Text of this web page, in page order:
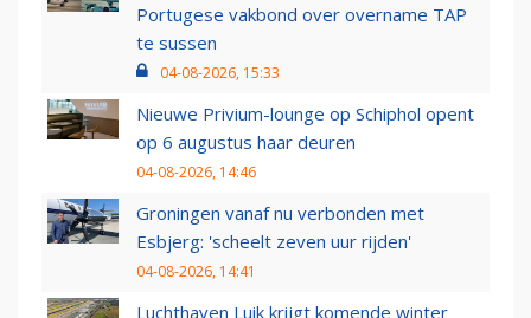
Portugese vakbond over overname TAP
te sussen
04-08-2026, 15:33
Nieuwe Privium-lounge op Schiphol opent
op 6 augustus haar deuren
04-08-2026, 14:46
Groningen vanaf nu verbonden met
Esbjerg: 'scheelt zeven uur rijden'
04-08-2026, 14:41
Luchthaven Luik krijgt komende winter